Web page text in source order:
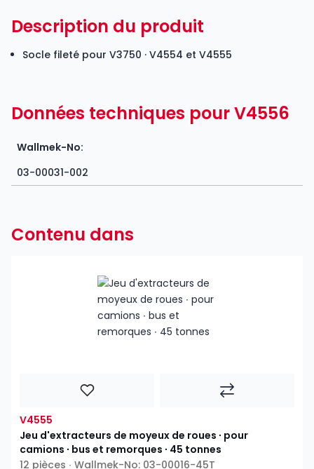
Description du produit
Socle fileté pour V3750 · V4554 et V4555
Données techniques pour V4556
Wallmek-No:
03-00031-002
Contenu dans
V4555
Jeu d'extracteurs de moyeux de roues ∙ pour
camions ∙ bus et remorques ∙ 45 tonnes
12 pièces ∙ Wallmek-No: 03-00016-45T